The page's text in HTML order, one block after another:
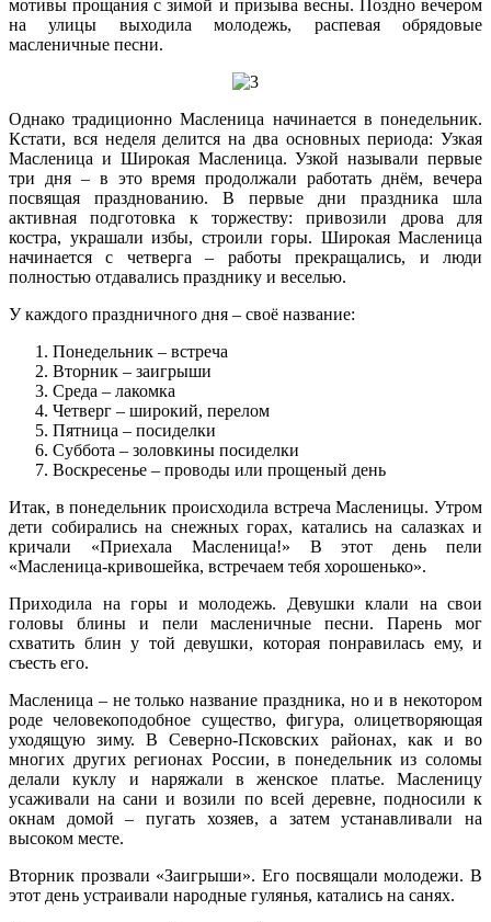
мотивы прощания с зимой и призыва весны. Поздно вечером
на улицы выходила молодежь, распевая обрядовые
масленичные песни.
Однако традиционно Масленица начинается в понедельник.
Кстати, вся неделя делится на два основных периода: Узкая
Масленица и Широкая Масленица. Узкой называли первые
три дня – в это время продолжали работать днём, вечера
посвящая празднованию. В первые дни праздника шла
активная подготовка к торжеству: привозили дрова для
костра, украшали избы, строили горы. Широкая Масленица
начинается с четверга – работы прекращались, и люди
полностью отдавались празднику и веселью.
У каждого праздничного дня – своё название:
Понедельник – встреча
Вторник – заигрыши
Среда – лакомка
Четверг – широкий, перелом
Пятница – посиделки
Суббота – золовкины посиделки
Воскресенье – проводы или прощеный день
Итак, в понедельник происходила встреча Масленицы. Утром
дети собирались на снежных горах, катались на салазках и
кричали «Приехала Масленица!» В этот день пели
«Масленица-кривошейка, встречаем тебя хорошенько».
Приходила на горы и молодежь. Девушки клали на свои
головы блины и пели масленичные песни. Парень мог
схватить блин у той девушки, которая понравилась ему, и
съесть его.
Масленица – не только название праздника, но и в некотором
роде человекоподобное существо, фигура, олицетворяющая
уходящую зиму. В Северно-Псковских районах, как и во
многих других регионах России, в понедельник из соломы
делали куклу и наряжали в женское платье. Масленицу
усаживали на сани и возили по всей деревне, подносили к
окнам домой – пугать хозяев, а затем устанавливали на
высоком месте.
Вторник прозвали «Заигрыши». Его посвящали молодежи. В
этот день устраивали народные гулянья, катались на санях.